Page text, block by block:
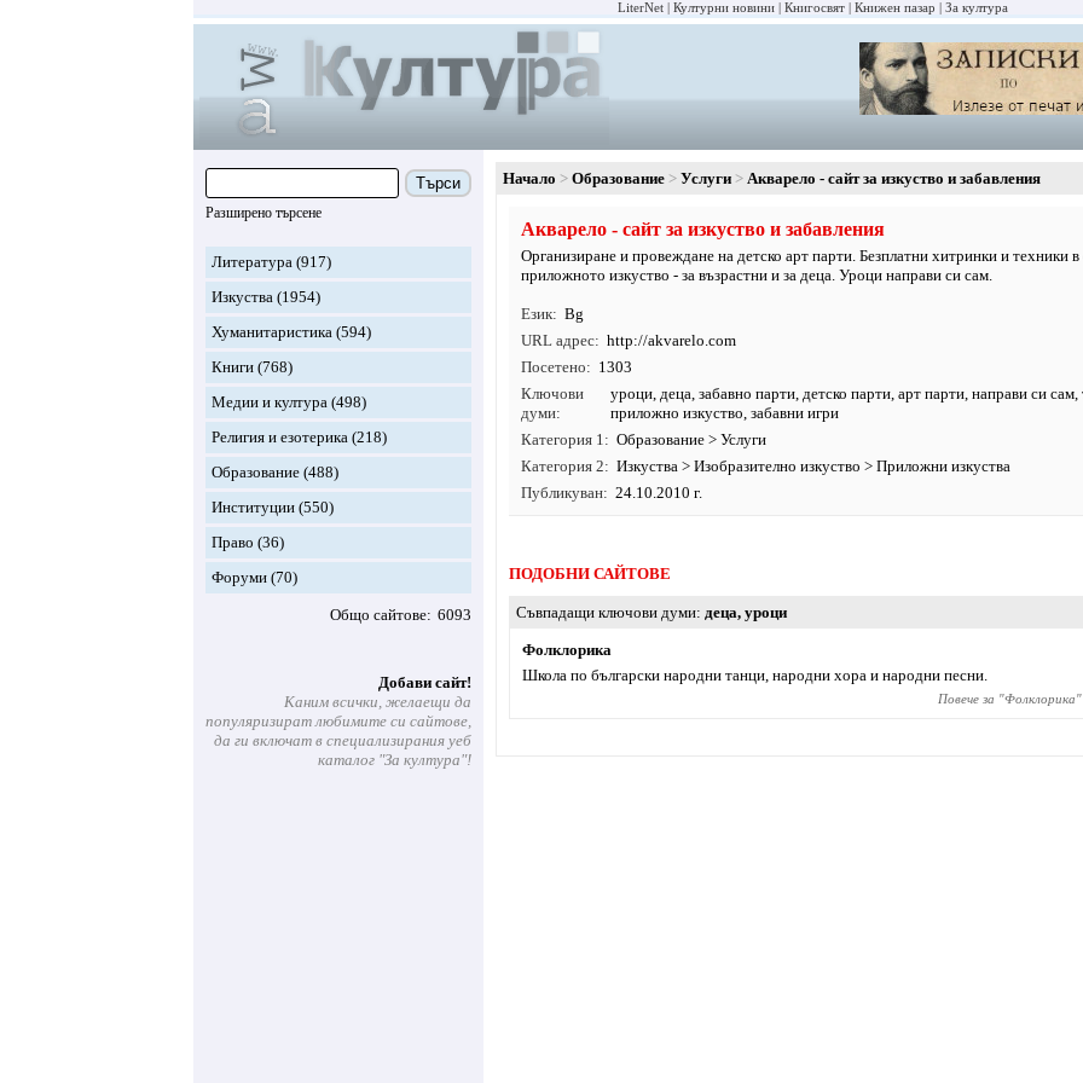
LiterNet Културни новини Книгосвят Книжен пазар За култура
Търси
Разширено търсене
Литература (917)
Изкуства (1954)
Хуманитаристика (594)
Книги (768)
Медии и култура (498)
Религия и езотерика (218)
Образование (488)
Институции (550)
Право (36)
Форуми (70)
Общо сайтове 6093
Добави сайт!
Каним всички, желаещи да
популяризират любимите си сайтове,
да ги включат в специализирания уеб
каталог "За култура"!
Начало Образование Услуги Акварело - сайт за изкуство и забавления
Акварело - сайт за изкуство и забавления
Организиране и провеждане на детско арт парти. Безплатни хитринки и техники в
приложното изкуство - за възрастни и за деца. Уроци направи си сам.
Език
Bg
URL адрес
http://akvarelo.com
Посетено
1303
Ключови
думи
уроци,деца, забавно парти, детско парти, арт парти, направи си
приложно изкуство, забавни игри
Категория 1
Образование > Услуги
Категория 2
Изкуства > Изобразително изкуство > Приложни изкуства
Публикуван
24.10.2010 г.
ПОДОБНИ САЙТОВЕ
Съвпадащи ключови думи деца, уроци
Фолклорика
Школа по български народни танци, народни хора и народни песни.
Повече за "Фолклорика"